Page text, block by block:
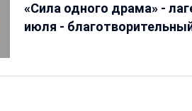
«Сила одного драма» -
июля -